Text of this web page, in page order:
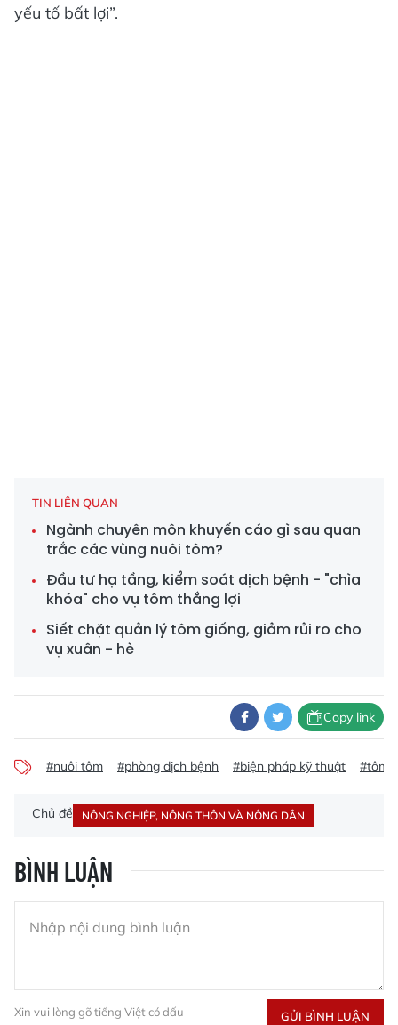
yếu tố bất lợi”.
TIN LIÊN QUAN
Ngành chuyên môn khuyến cáo gì sau quan
trắc các vùng nuôi tôm?
Đầu tư hạ tầng, kiểm soát dịch bệnh - "chìa
khóa" cho vụ tôm thắng lợi
Siết chặt quản lý tôm giống, giảm rủi ro cho
vụ xuân - hè
Copy link
#nuôi tôm #phòng dịch bệnh #biện pháp kỹ thuật #tôm
Chủ đề NÔNG NGHIỆP, NÔNG THÔN VÀ NÔNG DÂN
BÌNH LUẬN
Xin vui lòng gõ tiếng Việt có dấu GỬI BÌNH LUẬN